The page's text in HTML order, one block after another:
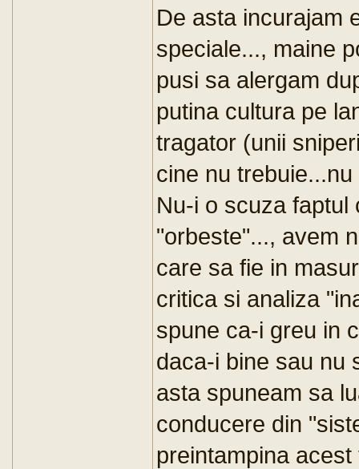
De asta incurajam
speciale..., maine
pusi sa alergam
putina cultura pe
tragator (unii
cine nu
Nu-i o scuza faptul
"orbeste"..., avem
care sa fie in
critica si analiza
spune ca-i greu in
daca-i bine sau nu
asta spuneam sa
conducere din
preintampina